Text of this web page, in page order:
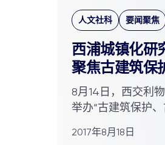
人文社科 要闻聚焦
西浦城镇化研
聚焦古建筑保
8月14日，西交利
举办“古建筑保护
2017年8月18日